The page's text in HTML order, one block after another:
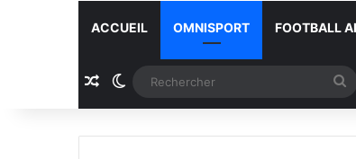
ACCUEIL OMNISPORT FOOTBALL
Article Aléatoire
Switch skin